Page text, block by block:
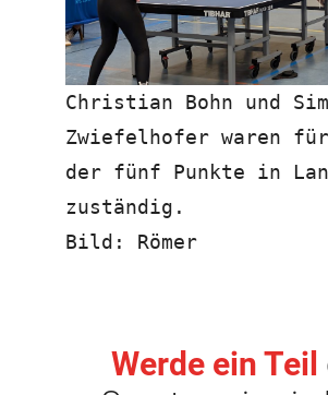
Christian Bohn und
Zwiefelhofer waren
der fünf Punkte in
zuständig.
Bild: Römer
Werde ein Teil